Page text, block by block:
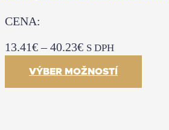
CENA:
13.41€–40.23€ S DPH
VÝBER MOŽNOSTÍ